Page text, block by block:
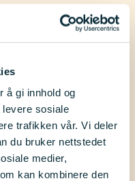
å gi innhold og
sosiale
trafikken vår. Vi deler
du bruker nettstedet
medier,
kan kombinere den
juletreet.
nøt både
er en flott
invitere
dagen
for både store